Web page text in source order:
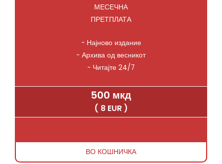
МЕСЕЧНА
ПРЕТПЛАТА
- Најново издание
- Архива од весникот
- Читајте 24/7
500 мкд
( 8 EUR )
ВО КОШНИЧКА